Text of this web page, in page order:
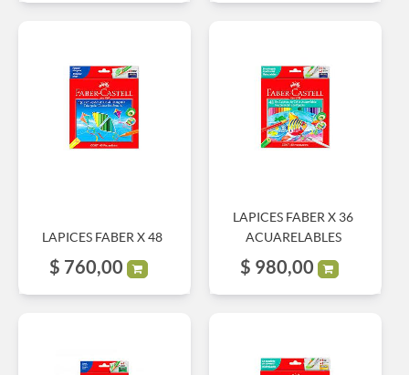
LAPICES FABER X 48
$ 760,00
LAPICES FABER X 36
ACUARELABLES
$ 980,00